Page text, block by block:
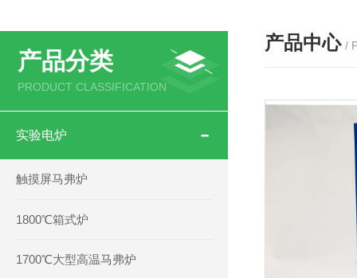
产品分类
PRODUCT CLASSIFICATION
实验电炉
触摸屏马弗炉
1800℃箱式炉
1700℃大型高温马弗炉
产品中心 /